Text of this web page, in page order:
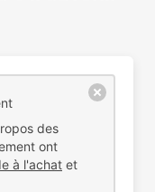
des
ont
à l'achat et